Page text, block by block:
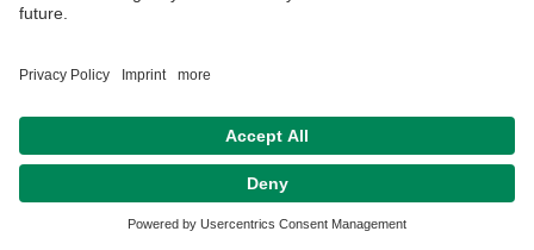
Impressum